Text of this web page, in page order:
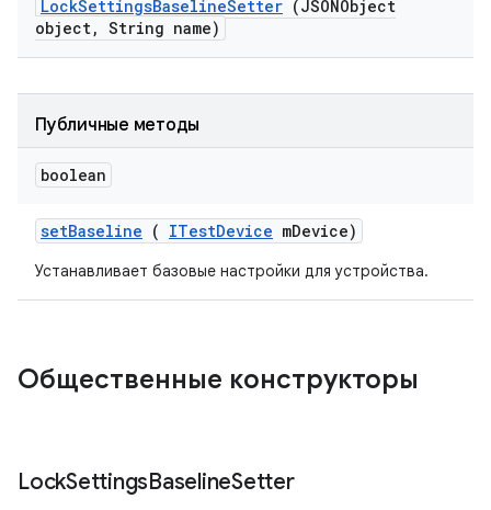
LockSettingsBaselineSetter (JSONObject
object, String name)
Публичные методы
boolean
setBaseline ( ITestDevice mDevice)
Устанавливает базовые настройки для устройства.
Общественные конструкторы
LockSettingsBaselineSetter